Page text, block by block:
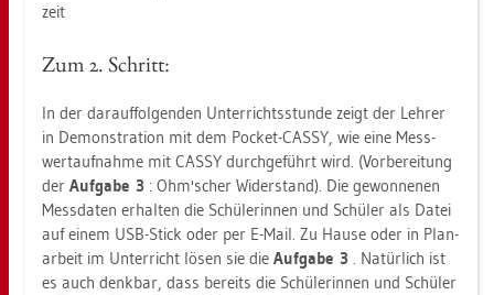
zeit
Zum 2. Schritt:
In der dar­auf­fol­gen­den Un­ter­richts­stun­de zeigt der Leh­rer
in De­mons­tra­ti­on mit dem Po­cket-CASSY, wie eine Mess­
wert­auf­nah­me mit CASSY durch­ge­führt wird. (Vor­be­rei­tung
der Auf­ga­be 3 : Ohm'scher Wi­der­stand). Die ge­won­ne­nen
Mess­da­ten er­hal­ten die Schü­le­rin­nen und Schü­ler als Datei
auf einem USB-Stick oder per E-Mail. Zu Hause oder in Pla­n­
ar­beit im Un­ter­richt lösen sie die Auf­ga­be 3 . Na­tür­lich ist
es auch denk­bar, dass be­reits die Schü­le­rin­nen und Schü­ler